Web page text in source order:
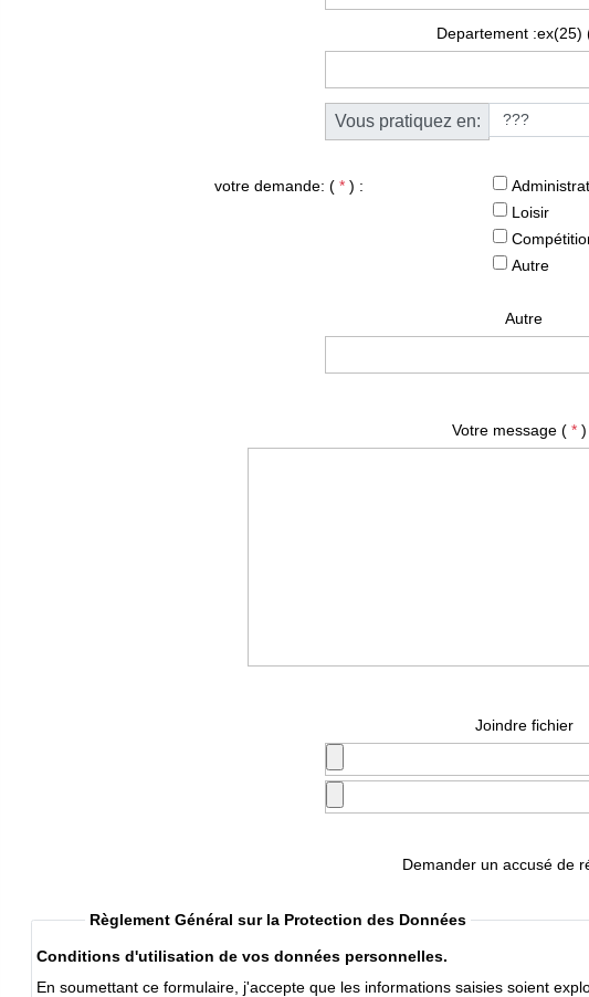
Departement :ex(25)
Vous pratiquez en:
votre demande: ( *) :
Loisir
Autre
Autre
Votre message ( *)
Joindre fichier
Demander un accusé de
Règlement Général sur la Protection des Données
Conditions d'utilisation de vos données personnelles.
En soumettant ce formulaire, j'accepte que les informations saisies soient